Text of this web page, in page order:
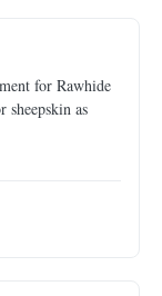
for Rawhide
as